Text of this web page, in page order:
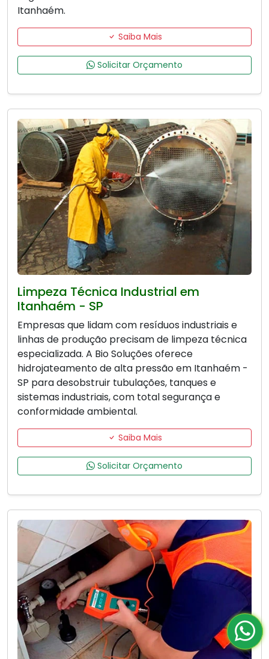
Itanhaém.
Saiba Mais
Solicitar Orçamento
Limpeza Técnica Industrial em
Itanhaém - SP
Empresas que lidam com resíduos industriais e
linhas de produção precisam de limpeza técnica
especializada. A Bio Soluções oferece
hidrojateamento de alta pressão em Itanhaém -
SP para desobstruir tubulações, tanques e
sistemas industriais, com total segurança e
conformidade ambiental.
Saiba Mais
Solicitar Orçamento